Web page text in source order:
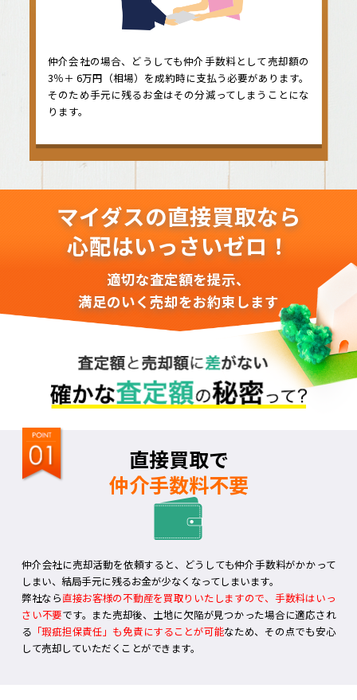
仲介会社の場合、どうしても仲介手数料として売却額の
3％＋ 6万円（相場）を成約時に支払う必要があります。
そのため手元に残るお金はその分減ってしまうことにな
ります。
マイダスの直接買取なら
心配はいっさいゼロ！
適切な査定額を提示、
満足のいく売却をお約束します
直接買取で
仲介手数料不要
仲介会社に売却活動を依頼すると、どうしても仲介手数料がかかって
しまい、結局手元に残るお金が少なくなってしまいます。
弊社なら直接お客様の不動産を買取りいたしますので、手数料はいっ
さい不要です。また売却後、土地に欠陥が見つかった場合に適応され
る 「瑕疵担保責任」も免責にすることが可能なため、その点でも安心
して売却していただくことができます。